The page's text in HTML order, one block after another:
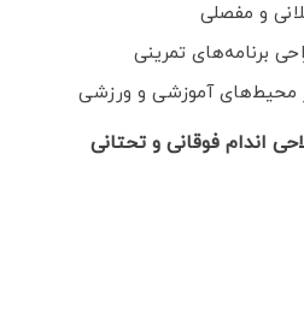
و مفصلی
برنامه‌های تمرینی
محیط‌های آموزشی و ورزشی
اندام فوقانی و تحتانی